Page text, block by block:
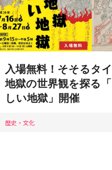
入場無料！そそるタ
地獄の世界観を探る
しい地獄」開催
歴史・文化